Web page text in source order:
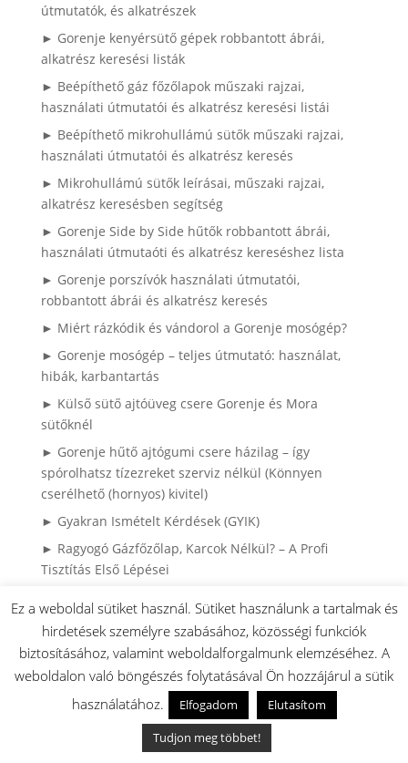
útmutatók, és alkatrészek
► Gorenje kenyérsütő gépek robbantott ábrái,
alkatrész keresési listák
► Beépíthető gáz főzőlapok műszaki rajzai,
használati útmutatói és alkatrész keresési listái
► Beépíthető mikrohullámú sütők műszaki rajzai,
használati útmutatói és alkatrész keresés
► Mikrohullámú sütők leírásai, műszaki rajzai,
alkatrész keresésben segítség
► Gorenje Side by Side hűtők robbantott ábrái,
használati útmutaóti és alkatrész kereséshez lista
► Gorenje porszívók használati útmutatói,
robbantott ábrái és alkatrész keresés
► Miért rázkódik és vándorol a Gorenje mosógép?
► Gorenje mosógép – teljes útmutató: használat,
hibák, karbantartás
► Külső sütő ajtóüveg csere Gorenje és Mora
sütőknél
► Gorenje hűtő ajtógumi csere házilag – így
spórolhatsz tízezreket szerviz nélkül (Könnyen
cserélhető (hornyos) kivitel)
► Gyakran Ismételt Kérdések (GYIK)
► Ragyogó Gázfőzőlap, Karcok Nélkül? – A Profi
Tisztítás Első Lépései
► Gorenje bojler robbantott ábrák, és használati
utasítások
► Miért károsodnak a ruhák mosás közben? – Mosási
hibák és megoldásaik
► Mosási Katasztrófák: Így Mentsd meg a Ruháidat!
► 4 sütési hiba ami lehet hogy nem sütő
Ez a weboldal sütiket használ. Sütiket használunk a tartalmak és
hirdetések személyre szabásához, közösségi funkciók
biztosításához, valamint weboldalforgalmunk elemzéséhez. A
weboldalon való böngészés folytatásával Ön hozzájárul a sütik
használatához.
Elfogadom
Elutasítom
Tudjon meg többet!